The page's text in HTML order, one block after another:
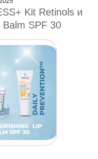
Kit Retinols и
SPF 30